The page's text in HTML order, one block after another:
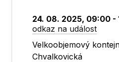
24. 08. 2025, 09:00 -
odkaz na událost
Velkoobjemový
Chvalkovická